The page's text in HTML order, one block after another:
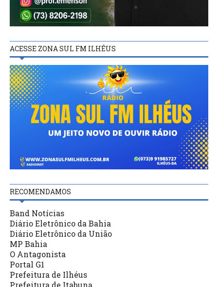
ACESSE ZONA SUL FM ILHÉUS
RECOMENDAMOS
Band Notícias
Diário Eletrônico da Bahia
Diário Eletrônico da União
MP Bahia
O Antagonista
Portal G1
Prefeitura de Ilhéus
Prefeitura de Itabuna